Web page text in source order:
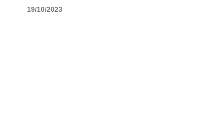
19/10/2023